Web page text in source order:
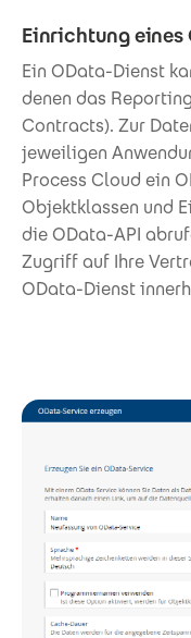
Einrichtung eines
Ein OData-Dienst
denen das
Contracts). Zur
jeweiligen
Process Cloud ein
Objektklassen und
die OData-API
Zugriff auf Ihre
OData-Dienst